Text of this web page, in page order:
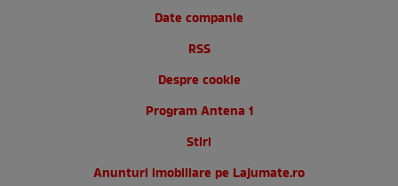
Date companie
RSS
Despre cookie
Program Antena 1
Stiri
Anunturi imobiliare pe Lajumate.ro